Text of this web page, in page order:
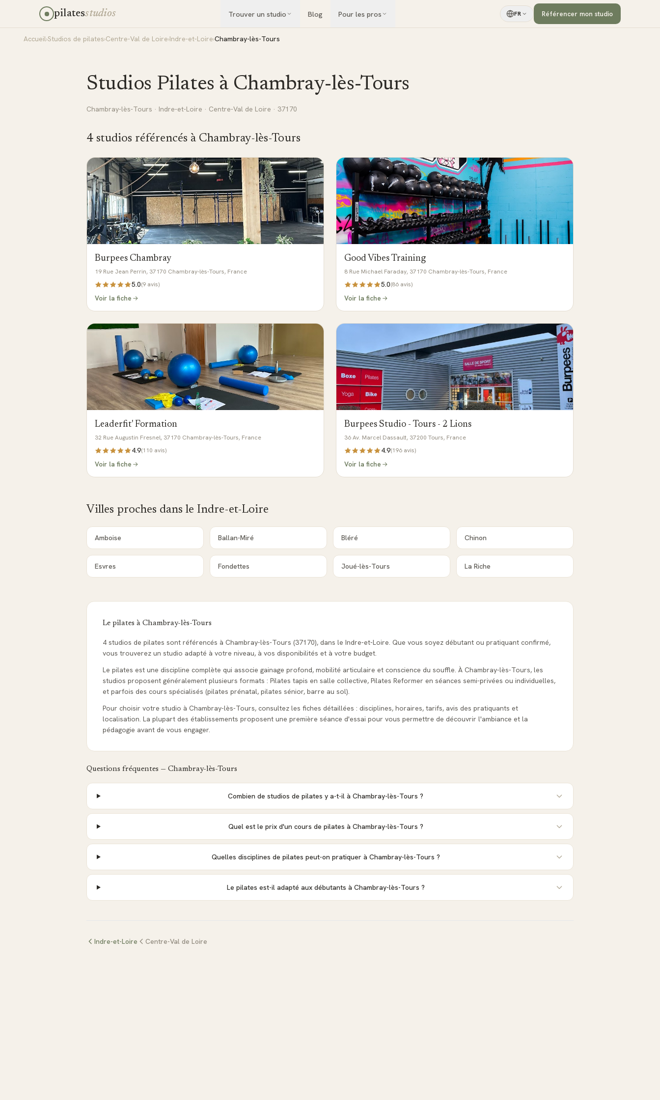
pilatesstudios Trouver un studio Blog Pour les pros FR Référencer mon studio
Accueil›Studios de pilates›Centre-Val de Loire›Indre-et-Loire›Chambray-lès-Tours
Studios Pilates à Chambray-lès-Tours
Chambray-lès-Tours · Indre-et-Loire · Centre-Val de Loire · 37170
4 studios référencés à Chambray-lès-Tours
Burpees Chambray
19 Rue Jean Perrin, 37170 Chambray-lès-Tours, France
5.0(9 avis)
Voir la fiche
Good Vibes Training
8 Rue Michael Faraday, 37170 Chambray-lès-Tours, France
5.0(86 avis)
Voir la fiche
Leaderfit' Formation
32 Rue Augustin Fresnel, 37170 Chambray-lès-Tours, France
4.9(110 avis)
Voir la fiche
Burpees Studio - Tours - 2 Lions
36 Av. Marcel Dassault, 37200 Tours, France
4.9(196 avis)
Voir la fiche
Villes proches dans le Indre-et-Loire
Amboise Ballan-Miré Bléré Chinon
Esvres Fondettes Joué-lès-Tours La Riche
Le pilates à Chambray-lès-Tours
4 studios de pilates sont référencés à Chambray-lès-Tours (37170), dans le Indre-et-Loire. Que vous soyez débutant ou pratiquant confirmé,
vous trouverez un studio adapté à votre niveau, à vos disponibilités et à votre budget.
Le pilates est une discipline complète qui associe gainage profond, mobilité articulaire et conscience du souffle. À Chambray-lès-Tours, les
studios proposent généralement plusieurs formats : Pilates tapis en salle collective, Pilates Reformer en séances semi-privées ou individuelles,
et parfois des cours spécialisés (pilates prénatal, pilates sénior, barre au sol).
Pour choisir votre studio à Chambray-lès-Tours, consultez les fiches détaillées : disciplines, horaires, tarifs, avis des pratiquants et
localisation. La plupart des établissements proposent une première séance d'essai pour vous permettre de découvrir l'ambiance et la
pédagogie avant de vous engager.
Questions fréquentes — Chambray-lès-Tours
Combien de studios de pilates y a-t-il à Chambray-lès-Tours ?
Quel est le prix d'un cours de pilates à Chambray-lès-Tours ?
Quelles disciplines de pilates peut-on pratiquer à Chambray-lès-Tours ?
Le pilates est-il adapté aux débutants à Chambray-lès-Tours ?
Indre-et-Loire Centre-Val de Loire